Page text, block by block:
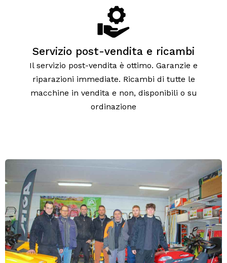
Servizio post-vendita e ricambi
Il servizio post-vendita è ottimo. Garanzie e
riparazioni immediate. Ricambi di tutte le
macchine in vendita e non, disponibili o su
ordinazione